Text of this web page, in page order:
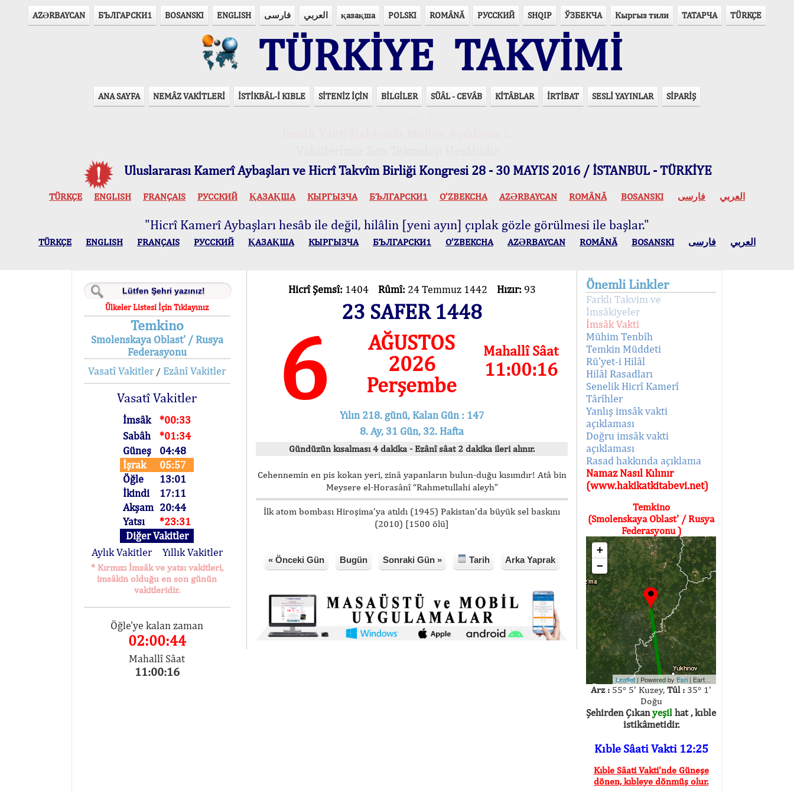
AZӘRBAYCAN БЪЛГАРСКИ1 BOSANSKI ENGLISH فارسی العربي қазақша POLSKI ROMÂNĂ РУССКИЙ SHQIP ЎЗБЕКЧА Кыргыз тили ТАТАРЧА TÜRKÇE
TÜRKİYE TAKVİMİ
ANA SAYFA NEMÂZ VAKİTLERİ İSTİKBÂL-İ KIBLE SİTENİZ İÇİN BİLGİLER SÜÂL - CEVÂB KİTÂBLAR İRTİBAT SESLİ YAYINLAR SİPARİŞ
Uluslararası Kamerî Aybaşları ve Hicrî Takvîm Birliği Kongresi 28 - 30 MAYIS 2016 / İSTANBUL - TÜRKİYE
TÜRKÇE ENGLISH FRANÇAIS РУССКИЙ ҚАЗАҚША КЫPГЫЗЧA БЪЛГАРСКИ1 O’ZBEKCHA AZӘRBAYCAN ROMÂNĂ BOSANSKI العربي فارسی
"Hicrî Kamerî Aybaşları hesâb ile değil, hilâlin [yeni ayın] çıplak gözle görülmesi ile başlar."
TÜRKÇE ENGLISH FRANÇAIS РУССКИЙ ҚАЗАҚША КЫPГЫЗЧA БЪЛГАРСКИ1 O’ZBEKCHA AZӘRBAYCAN ROMÂNĂ BOSANSKI العربي فارسی
Ülkeler Listesi İçin Tıklayınız
Temkino
Smolenskaya Oblast' / Rusya
Federasyonu
Vasatî Vakitler/ Ezânî Vakitler
Vasatî Vakitler
İmsâk
*00:33
Sabâh
*01:34
Güneş
04:48
İşrak
05:57
Öğle
13:01
İkindi
17:11
Akşam 20:44
Yatsı
*23:31
Diğer Vakitler
Aylık Vakitler
Yıllık Vakitler
* Kırmızı İmsâk ve yatsı vakitleri,
imsâkin olduğu en son günün
vakitleridir.
Öğle'ye kalan zaman
02:00:44
Mahallî Sâat
11:00:16
Hicrî Şemsî: 1404 Rûmî: 24 Temmuz 1442 Hızır: 93
23 SAFER 1448
6
AĞUSTOS
2026
Perşembe
Mahallî Sâat
11:00:16
Yılın 218. günü, Kalan Gün : 147
8. Ay, 31 Gün, 32. Hafta
Gündüzün kısalması 4 dakika - Ezânî sâat 2 dakika ileri alınır.
Cehennemin en pis kokan yeri, zinâ yapanların bulun-duğu kısımdır! Atâ bin
Meysere el-Horasânî “Rahmetullahi aleyh”
İlk atom bombası Hiroşima’ya atıldı (1945) Pakistan’da büyük sel baskını
(2010) [1500 ölü]
« Önceki Gün Bugün Sonraki Gün » Tarih Arka Yaprak
Önemli Linkler
Farklı Takvim ve
İmsâkiyeler
İmsâk Vakti
Mühim Tenbîh
Temkin Müddeti
Rü'yet-i Hilâl
Hilâl Rasadları
Senelik Hicrî Kamerî
Târîhler
Yanlış imsâk vakti
açıklaması
Doğru imsâk vakti
açıklaması
Rasad hakkında açıklama
Namaz Nasıl Kılınır
(www.hakikatkitabevi.net)
Temkino
(Smolenskaya Oblast' / Rusya
Federasyonu )
+
−
Leaflet | Powered byEsri | Earthstar Geographics
Arz : 55° 5' Kuzey, Tûl : 35° 1'
Doğu
Şehirden Çıkanyeşil hat , kıble
istikâmetidir.
Kıble Sâati Vakti 12:25
Kıble Sâati Vakti'nde Güneşe
dönen, kıbleye dönmüş olur.